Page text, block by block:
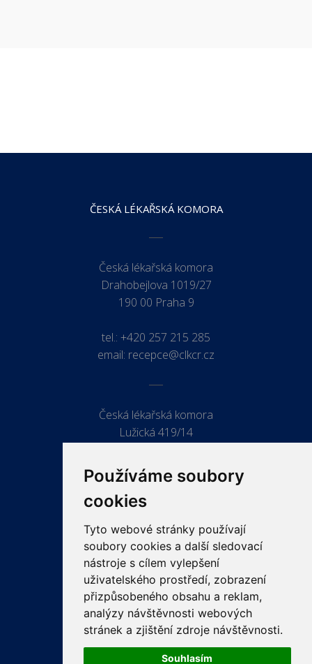
Používáme soubory
cookies
Tyto webové stránky používají
soubory cookies a další sledovací
nástroje s cílem vylepšení
uživatelského prostředí, zobrazení
přizpůsobeného obsahu a reklam,
analýzy návštěvnosti webových
stránek a zjištění zdroje návštěvnosti.
Souhlasím
ČESKÁ LÉKAŘSKÁ KOMORA
Česká lékařská komora
Drahobejlova 1019/27
190 00 Praha 9
tel.: +420 257 215 285
email: recepce@clkcr.cz
Česká lékařská komora
Lužická 419/14
ODKAZY
PRO LÉKAŘE
PRO VEŘEJNOST
VZDĚLÁVÁNÍ